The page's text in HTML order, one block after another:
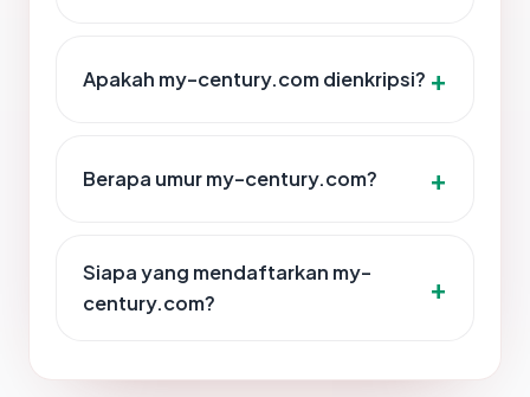
Apakah my-century.com dienkripsi?
Berapa umur my-century.com?
Siapa yang mendaftarkan my-
century.com?